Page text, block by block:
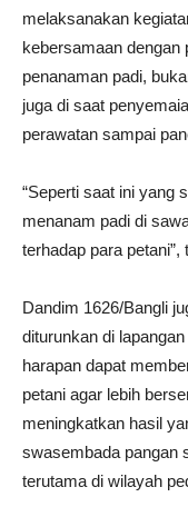
melaksanakan
kebersamaan dengan
penanaman padi,
juga di saat
perawatan sampai
“Seperti saat ini yang
menanam padi di
terhadap para petani”,
Dandim 1626/Bangli
diturunkan di
harapan dapat
petani agar lebih
meningkatkan hasil
swasembada pangan
terutama di wilayah